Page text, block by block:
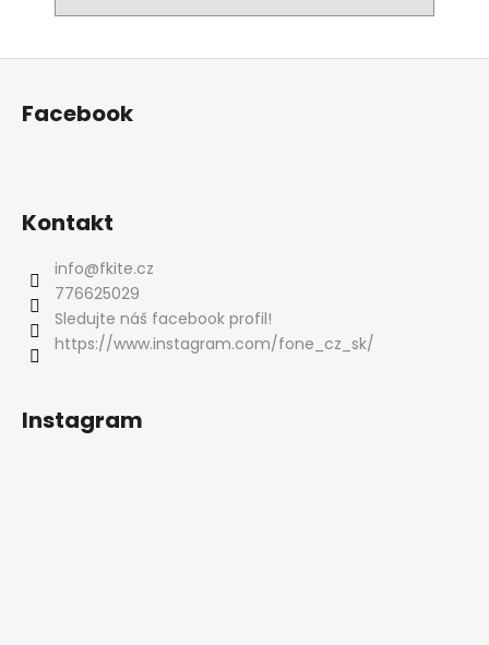
Facebook
Kontakt
info@fkite.cz
776625029
Sledujte náš facebook profil!
https://www.instagram.com/fone_cz_sk/
Instagram